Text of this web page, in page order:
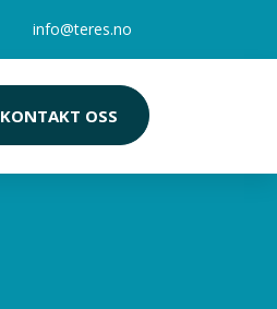
info@teres.no
KONTAKT OSS